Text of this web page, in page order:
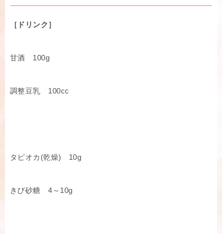
［ドリンク］
甘酒 100g
調整豆乳 100cc
タピオカ(乾燥) 10g
きび砂糖 4～10g